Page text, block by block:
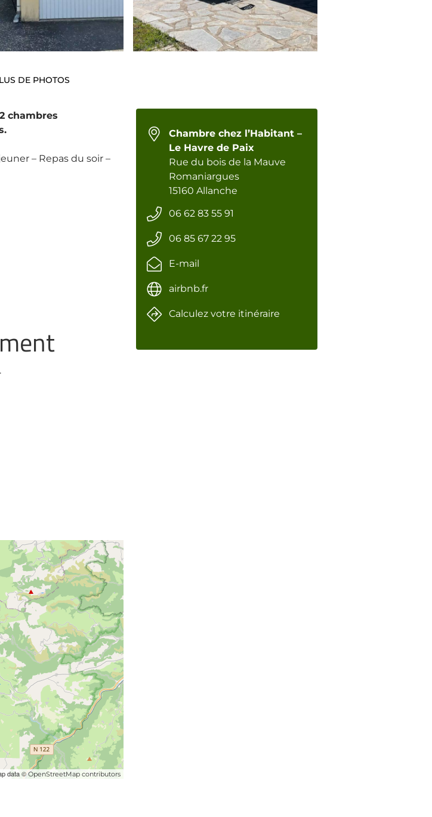
DE PHOTOS
chambres
– Repas du soir –
data © OpenStreetMap contributors
Chambre chez l’Habitant –
Le Havre de Paix
Rue du bois de la Mauve
Romaniargues
15160 Allanche
06 62 83 55 91
06 85 67 22 95
E-mail
airbnb.fr
Calculez votre itinéraire